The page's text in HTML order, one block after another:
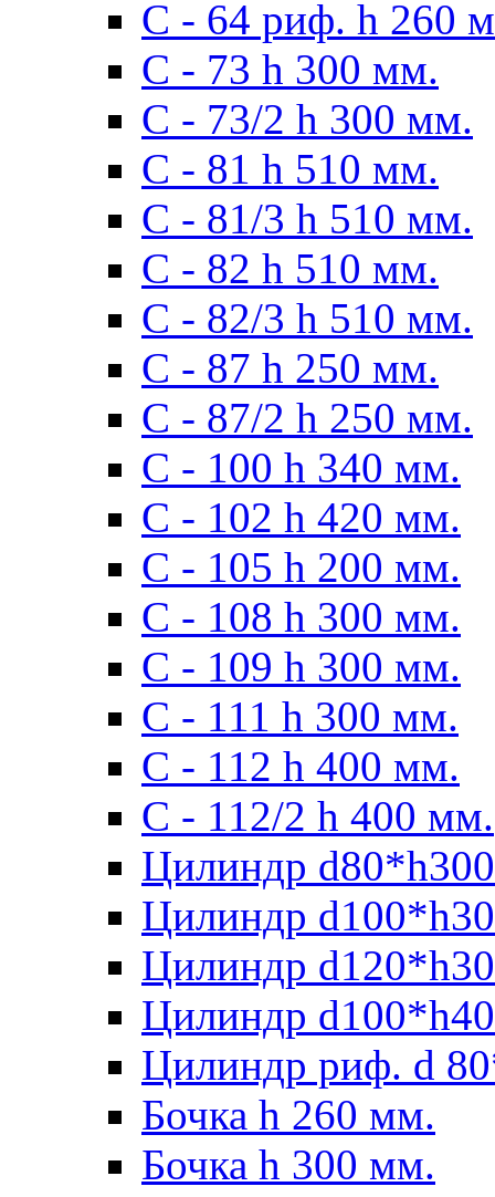
С - 64 риф. h 260
С - 73 h 300 мм.
С - 73/2 h 300 мм.
С - 81 h 510 мм.
С - 81/3 h 510 мм.
С - 82 h 510 мм.
С - 82/3 h 510 мм.
С - 87 h 250 мм.
С - 87/2 h 250 мм.
С - 100 h 340 мм.
C - 102 h 420 мм.
С - 105 h 200 мм.
С - 108 h 300 мм.
С - 109 h 300 мм.
С - 111 h 300 мм.
C - 112 h 400 мм.
С - 112/2 h 400 мм.
Цилиндр
Цилиндр
Цилиндр
Цилиндр
Цилиндр риф. d
Бочка h 260 мм.
Бочка h 300 мм.